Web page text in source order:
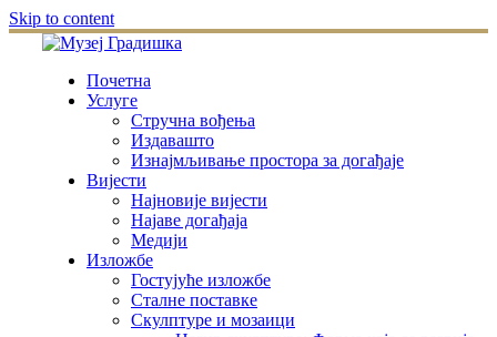
Skip to content
Почетна
Услуге
Стручна вођења
Издавашто
Изнајмљивање простора за догађаје
Вијести
Најновије вијести
Најаве догађаја
Медији
Изложбе
Гостујуће изложбе
Сталне поставке
Скулптуре и мозаици